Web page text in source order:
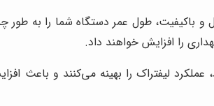
و باکیفیت، طول عمر دستگاه شما را به
را افزایش خواهند داد.
عملکرد لیفتراک را بهینه می‌کنند و باعث